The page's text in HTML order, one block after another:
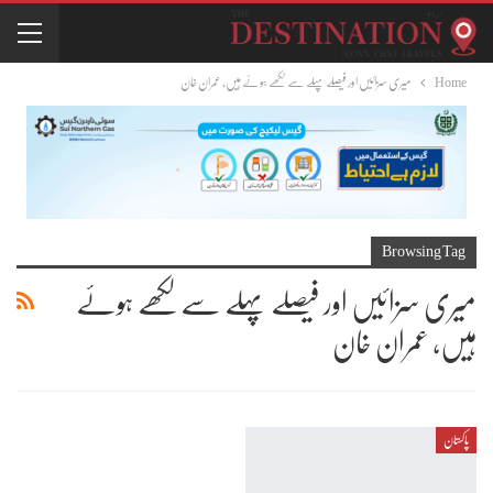
Home میری سزائیں اور فیصلے پہلے سے لکھے ہوئے ہیں، عمران خان
Browsing Tag
میری سزائیں اور فیصلے پہلے سے لکھے ہوئے
ہیں، عمران خان
پاکستان